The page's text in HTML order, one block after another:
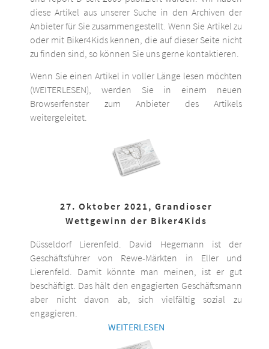
diese Artikel aus unserer Suche in den Archiven der
Anbieter für Sie zusammengestellt. Wenn Sie Artikel zu
oder mit Biker4Kids kennen, die auf dieser Seite nicht
zu finden sind, so können Sie uns gerne kontaktieren.
Wenn Sie einen Artikel in voller Länge lesen möchten
(WEITERLESEN), werden Sie in einem neuen
Browserfenster zum Anbieter des Artikels
weitergeleitet.
27. Oktober 2021, Grandioser
Wettgewinn der Biker4Kids
Düsseldorf Lierenfeld. David Hegemann ist der
Geschäftsführer von Rewe-Märkten in Eller und
Lierenfeld. Damit könnte man meinen, ist er gut
beschäftigt. Das hält den engagierten Geschäftsmann
aber nicht davon ab, sich vielfältig sozial zu
engagieren.
WEITERLESEN